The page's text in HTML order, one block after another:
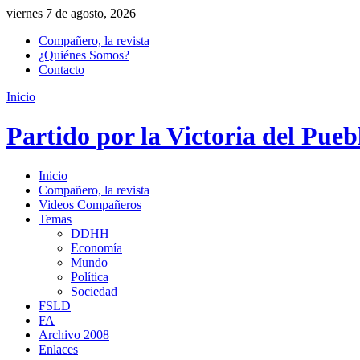
viernes 7 de agosto, 2026
Compañero, la revista
¿Quiénes Somos?
Contacto
Inicio
Partido por la Victoria del
Inicio
Compañero, la revista
Videos Compañeros
Temas
DDHH
Economía
Mundo
Política
Sociedad
FSLD
FA
Archivo 2008
Enlaces